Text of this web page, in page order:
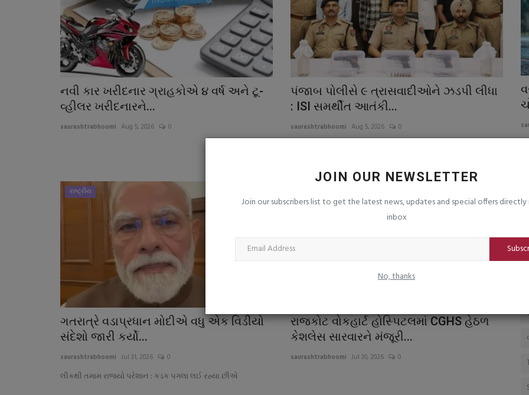
JOIN OUR NEWSLETTER
Join our subscribers list to get the latest news, updates and special offers directly
inbox
No, thanks
નવી કાર ખરીદનાર ગ્રાહકોએ ૪ વર્ષ અને ટૂ-
વ્હીલર ખરીદનારને...
saurashtrabhoomi Aug 5, 2026 0
પંજાબ પોલીસે ૯ ત્રાસવાદીઓને ઝડપી લીધા
: ISI સમર્થીત આતંકી...
saurashtrabhoomi Aug 5, 2026 0
રાષ્ટ્રીય
ગતરાત્રે વડાપ્રધાન મોદીએ વધુ એક વિડીયો
સંદેશો જારી કર્યો...
saurashtrabhoomi Jul 31, 2026 0
લીકથી તમામ રાજ્યો પરેશાન : કડક પગલા લઈ રહ્યા છીએ
રાજકોટ વોકહાર્ટ હોસ્પિટલમાં CGHS હેઠળ
કેશલેસ સારવારને મંજૂરી...
saurashtrabhoomi Jul 30, 2026 0
વિસાવદરનાં નવી ચાવંડ ગામે વાડીનાં મકાનમાં
ચાલતા જુગારધામ...
saurashtrabhoomi Aug 3, 2026
જૂનાગઢ સહિત જીલ્લામાં વ્યાપક જુગાર દરોડા
- ૩૪ જુગારીઓ ઝડપાયા
saurashtrabhoomi Jul 31, 2026